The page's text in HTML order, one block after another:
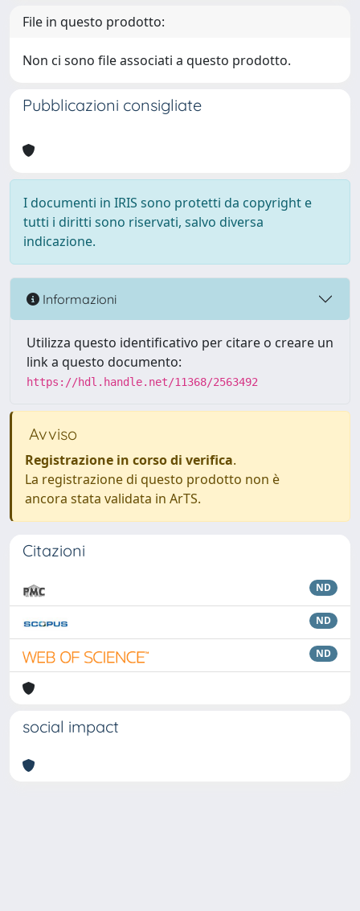
File in questo prodotto:
Non ci sono file associati a questo prodotto.
Pubblicazioni consigliate
I documenti in IRIS sono protetti da copyright e
tutti i diritti sono riservati, salvo diversa
indicazione.
Informazioni
Utilizza questo identificativo per citare o creare un
link a questo documento:
https://hdl.handle.net/11368/2563492
Avviso
Registrazione in corso di verifica.
La registrazione di questo prodotto non è
ancora stata validata in ArTS.
Citazioni
ND
ND
ND
social impact